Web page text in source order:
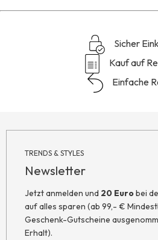
Sicher
Kauf auf
Einfache
TRENDS & STYLES
Newsletter
Jetzt anmelden und 20 Eurobei
auf alles sparen (ab 99,- €
Geschenk-Gutscheine
Erhalt).